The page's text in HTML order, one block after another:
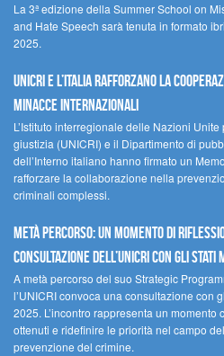
La 3ª edizione della Summer School on
and Hate Speech sarà tenuta in formato
2025.
UNICRI e l’Italia rafforzano la
minacce internazionali
L’Istituto interregionale delle Nazioni
giustizia (UNICRI) e il Dipartimento di
dell’Interno italiano hanno firmato un
rafforzare la collaborazione nella
criminali complessi.
Metà percorso: un momento di
Consultazione dell’UNICRI con gli Stati
A metà percorso del suo Strategic
l’UNICRI convoca una consultazione con
2025. L’incontro rappresenta un
ottenuti e ridefinire le priorità nel campo
prevenzione del crimine.